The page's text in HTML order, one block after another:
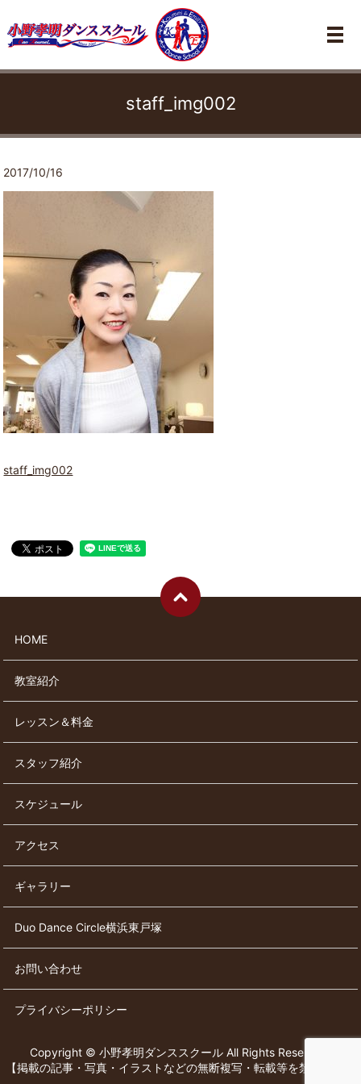
メ
staff_img002
2017/10/16
staff_img002
HOME
教室紹介
レッスン＆料金
スタッフ紹介
スケジュール
アクセス
ギャラリー
Duo Dance Circle横浜東戸塚
お問い合わせ
プライバシーポリシー
Copyright © 小野孝明ダンススクール All Rights Reserved.
【掲載の記事・写真・イラストなどの無断複写・転載等を禁じます】